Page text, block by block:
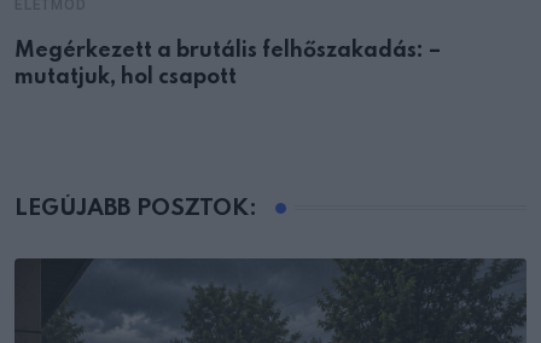
Megérkezett a brutális felhőszakadás: –
mutatjuk, hol csapott
LEGÚJABB POSZTOK: